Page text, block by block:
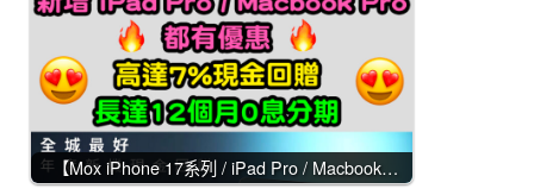
【Mox iPhone 17系列 / iPad Pro / Macbook…